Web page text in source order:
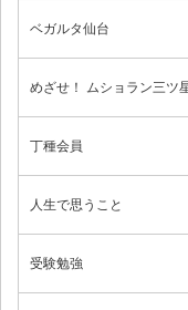
ベガルタ仙台
めざせ！ ムショラン三ツ
丁種会員
人生で思うこと
受験勉強